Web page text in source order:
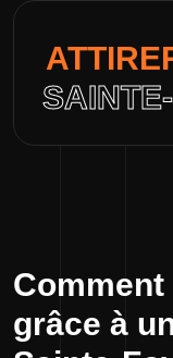
grâce à